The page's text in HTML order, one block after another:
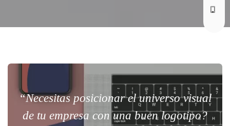
“Necesitas posicionar el universo visual
de tu empresa con una buen logotipo?